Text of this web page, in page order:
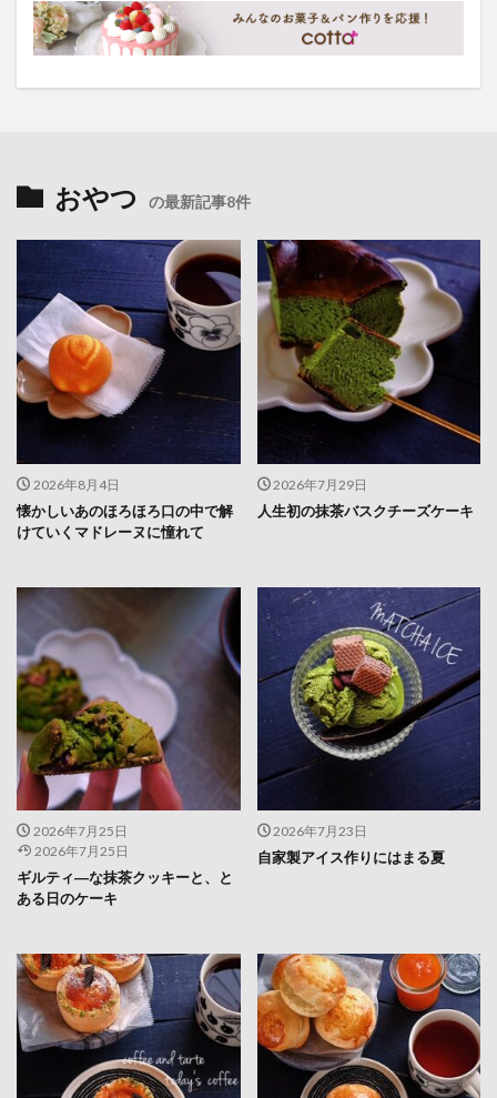
おやつ の最新記事8件
2026年8月4日
懐かしいあのほろほろ口の中で解
けていくマドレーヌに憧れて
2026年7月29日
人生初の抹茶バスクチーズケーキ
2026年7月25日
2026年7月25日
ギルティ―な抹茶クッキーと、と
ある日のケーキ
2026年7月23日
自家製アイス作りにはまる夏